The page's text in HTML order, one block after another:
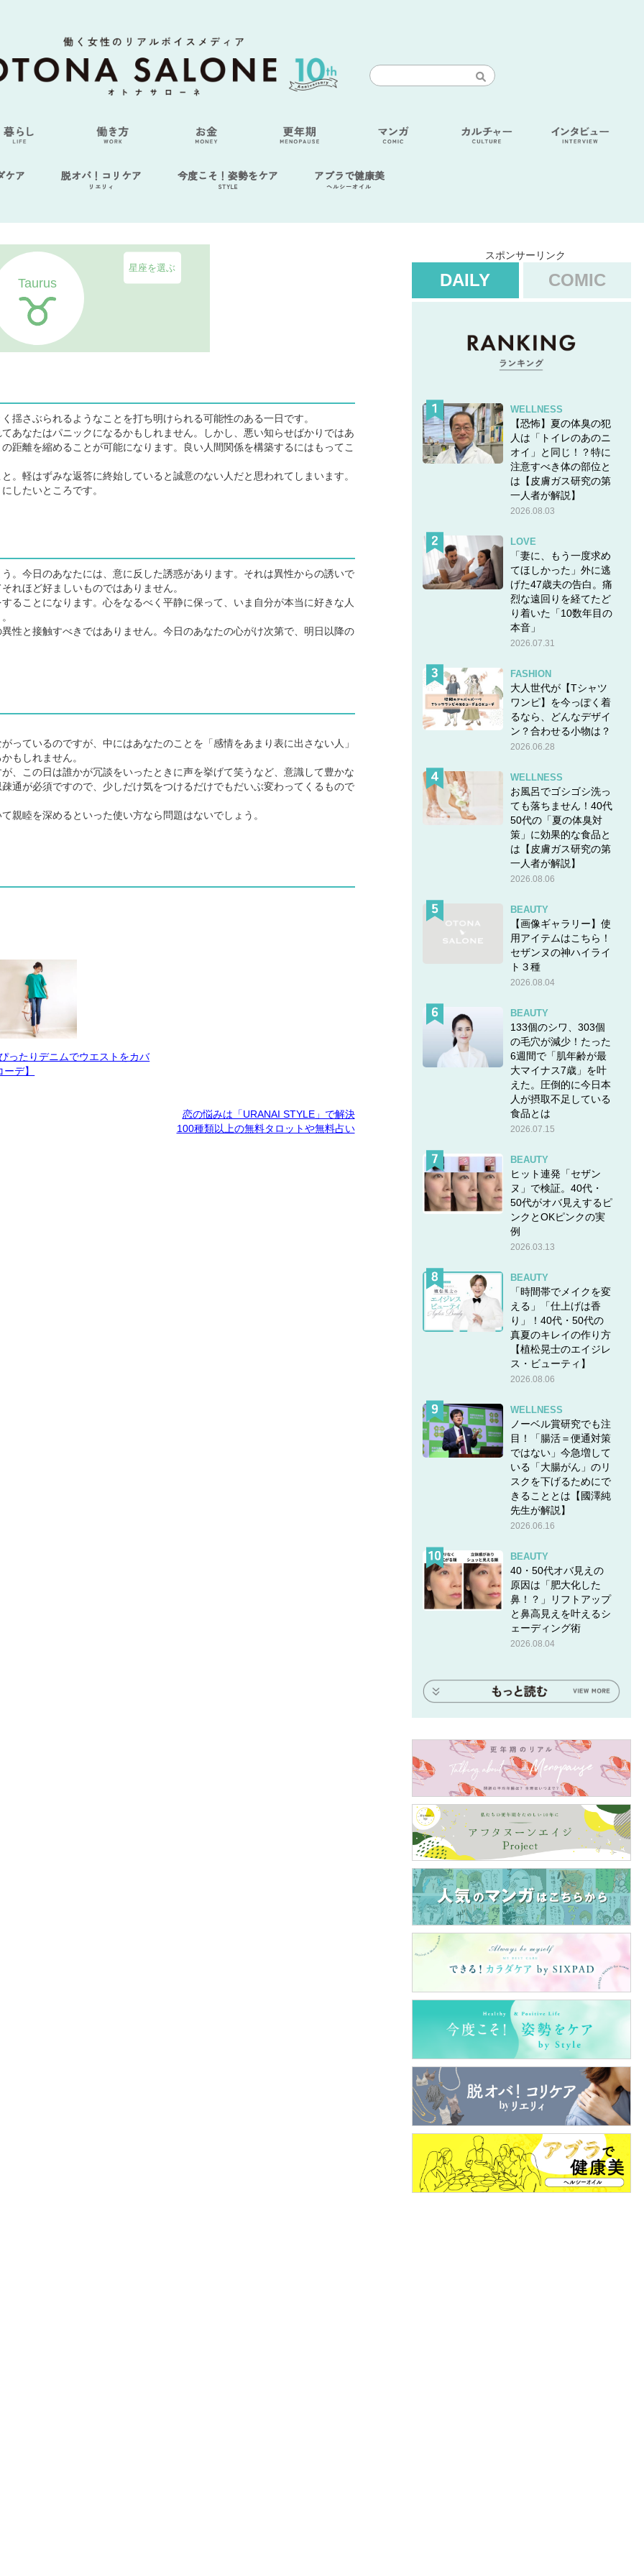
ケア 脱オバ！コリケア
リエリィ
今度こそ！姿勢をケア
STYLE
アブラで健康美
ヘルシーオイル
Taurus
星座を選ぶ
さぶられるようなことを打ち明けられる可能性のある一日です。
あなたはパニックになるかもしれません。しかし、悪い知らせばかりではあ
距離を縮めることが可能になります。良い人間関係を構築するにはもってこ
軽はずみな返答に終始していると誠意のない人だと思われてしまいます。
したいところです。
。今日のあなたには、意に反した誘惑があります。それは異性からの誘いで
れほど好ましいものではありません。
ることになります。心をなるべく平静に保って、いま自分が本当に好きな人
性と接触すべきではありません。今日のあなたの心がけ次第で、明日以降の
ているのですが、中にはあなたのことを「感情をあまり表に出さない人」
もしれません。
、この日は誰かが冗談をいったときに声を挙げて笑うなど、意識して豊かな
通が必須ですので、少しだけ気をつけるだけでもだいぶ変わってくるもので
睦を深めるといった使い方なら問題はないでしょう。
ったりデニムでウエストをカバ
デ】
恋の悩みは「URANAI STYLE」で解決
100種類以上の無料タロットや無料占い
スポンサーリンク
DAILY COMIC
WELLNESS
【恐怖】夏の体臭の犯
人は「トイレのあのニ
オイ」と同じ！？特に
注意すべき体の部位と
は【皮膚ガス研究の第
一人者が解説】
2026.08.03
LOVE
「妻に、もう一度求め
てほしかった」外に逃
げた47歳夫の告白。痛
烈な遠回りを経てたど
り着いた「10数年目の
本音」
2026.07.31
FASHION
大人世代が【Tシャツ
ワンピ】を今っぽく着
るなら、どんなデザイ
ン？合わせる小物は？
2026.06.28
WELLNESS
お風呂でゴシゴシ洗っ
ても落ちません！40代
50代の「夏の体臭対
策」に効果的な食品と
は【皮膚ガス研究の第
一人者が解説】
2026.08.06
BEAUTY
【画像ギャラリー】使
用アイテムはこちら！
セザンヌの神ハイライ
ト３種
2026.08.04
BEAUTY
133個のシワ、303個
の毛穴が減少！たった
6週間で「肌年齢が最
大マイナス7歳」を叶
えた。圧倒的に今日本
人が摂取不足している
食品とは
2026.07.15
BEAUTY
ヒット連発「セザン
ヌ」で検証。40代・
50代がオバ見えするピ
ンクとOKピンクの実
例
2026.03.13
BEAUTY
「時間帯でメイクを変
える」「仕上げは香
り」！40代・50代の
真夏のキレイの作り方
【植松晃士のエイジレ
ス・ビューティ】
2026.08.06
WELLNESS
ノーベル賞研究でも注
目！「腸活＝便通対策
ではない」今急増して
いる「大腸がん」のリ
スクを下げるためにで
きることとは【國澤純
先生が解説】
2026.06.16
BEAUTY
40・50代オバ見えの
原因は「肥大化した
鼻！？」リフトアップ
と鼻高見えを叶えるシ
ェーディング術
2026.08.04